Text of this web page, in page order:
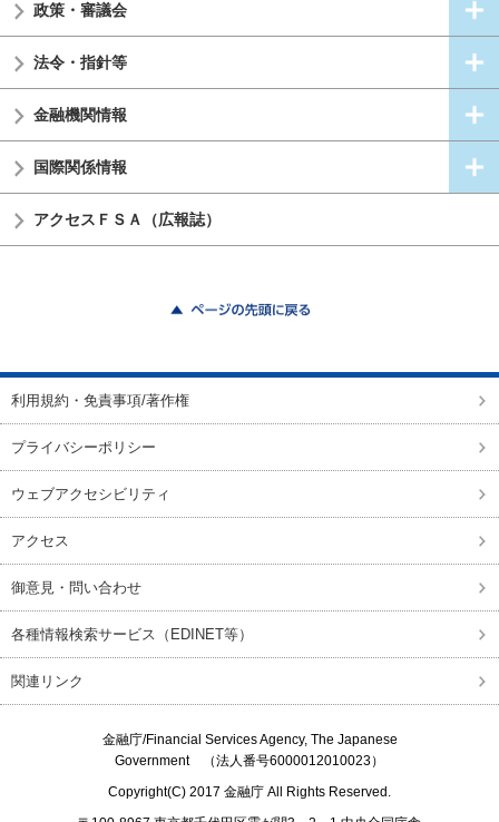
政策・審議会
法令・指針等
金融機関情報
国際関係情報
アクセスＦＳＡ（広報誌）
利用規約・免責事項/著作権
プライバシーポリシー
ウェブアクセシビリティ
アクセス
御意見・問い合わせ
各種情報検索サービス（EDINET等）
関連リンク
金融庁/Financial Services Agency, The Japanese
Government（法人番号6000012010023）
Copyright(C) 2017 金融庁 All Rights Reserved.